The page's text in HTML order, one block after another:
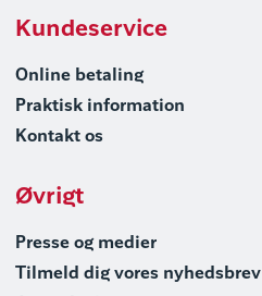
Kundeservice
Online betaling
Praktisk information
Kontakt os
Øvrigt
Presse og medier
Tilmeld dig vores nyhedsbrev